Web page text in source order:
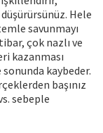
Hele
savunmayı
çok nazlı ve
kazanması
kaybeder.
başınız
sebeple